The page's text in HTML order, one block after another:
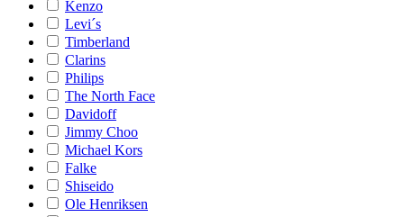
Kenzo
Levi´s
Timberland
Clarins
Philips
The North Face
Davidoff
Jimmy Choo
Michael Kors
Falke
Shiseido
Ole Henriksen